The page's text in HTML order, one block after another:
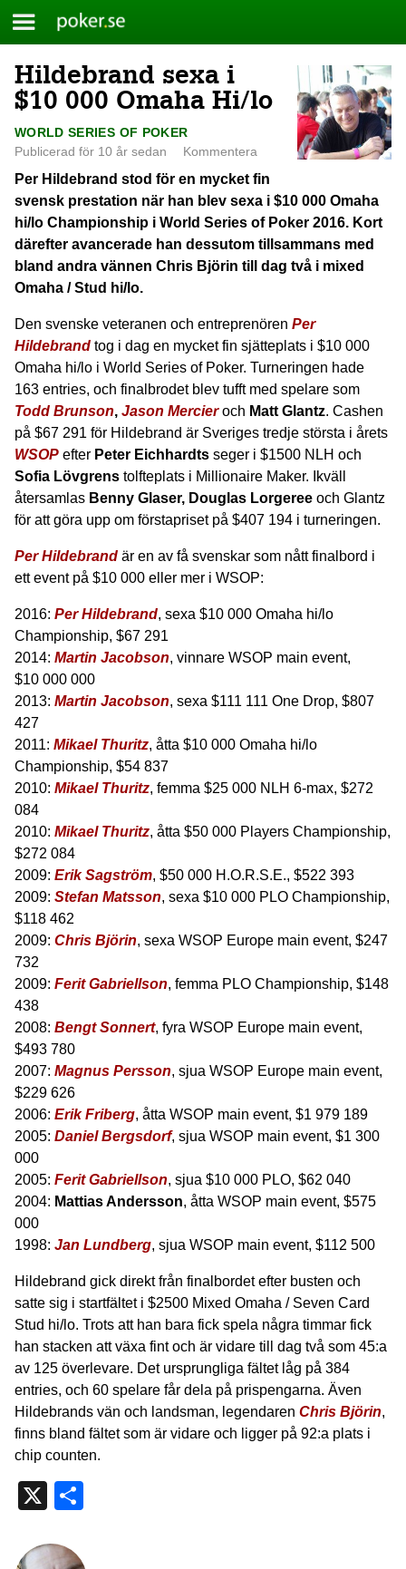
Skip
to
Meny
Poker.se
Hildebrand sexa i
$10 000 Omaha Hi/lo
WORLD SERIES OF POKER
Publicerad för 10 år sedan
Kommentera
Per Hildebrand stod för en mycket fin
svensk prestation när han blev sexa i $10 000 Omaha
hi/lo Championship i World Series of Poker 2016. Kort
därefter avancerade han dessutom tillsammans med
bland andra vännen Chris Björin till dag två i mixed
Omaha / Stud hi/lo.
Den svenske veteranen och entreprenören Per
Hildebrand tog i dag en mycket fin sjätteplats i $10 000
Omaha hi/lo i World Series of Poker. Turneringen hade
163 entries, och finalbrodet blev tufft med spelare som
Todd Brunson, Jason Mercieroch Matt Glantz. Cashen
på $67 291 för Hildebrand är Sveriges tredje största i årets
WSOP efter Peter Eichhardts seger i $1500 NLH och
Sofia Lövgrens tolfteplats i Millionaire Maker. Ikväll
återsamlas Benny Glaser, Douglas Lorgeree och Glantz
för att göra upp om förstapriset på $407 194 i turneringen.
Per Hildebrand är en av få svenskar som nått finalbord i
ett event på $10 000 eller mer i WSOP:
2016: Per Hildebrand, sexa $10 000 Omaha hi/lo
Championship, $67 291
2014: Martin Jacobson, vinnare WSOP main event,
$10 000 000
2013: Martin Jacobson, sexa $111 111 One Drop, $807
427
2011: Mikael Thuritz, åtta $10 000 Omaha hi/lo
Championship, $54 837
2010: Mikael Thuritz, femma $25 000 NLH 6-max, $272
084
2010: Mikael Thuritz, åtta $50 000 Players Championship,
$272 084
2009: Erik Sagström, $50 000 H.O.R.S.E., $522 393
2009: Stefan Matsson, sexa $10 000 PLO Championship,
$118 462
2009: Chris Björin, sexa WSOP Europe main event, $247
732
2009: Ferit Gabriellson, femma PLO Championship, $148
438
2008: Bengt Sonnert, fyra WSOP Europe main event,
$493 780
2007: Magnus Persson, sjua WSOP Europe main event,
$229 626
2006: Erik Friberg, åtta WSOP main event, $1 979 189
2005: Daniel Bergsdorf, sjua WSOP main event, $1 300
000
2005: Ferit Gabriellson, sjua $10 000 PLO, $62 040
2004: Mattias Andersson, åtta WSOP main event, $575
000
1998: Jan Lundberg, sjua WSOP main event, $112 500
Hildebrand gick direkt från finalbordet efter busten och
satte sig i startfältet i $2500 Mixed Omaha / Seven Card
Stud hi/lo. Trots att han bara fick spela några timmar fick
han stacken att växa fint och är vidare till dag två som 45:a
av 125 överlevare. Det ursprungliga fältet låg på 384
entries, och 60 spelare får dela på prispengarna. Även
Hildebrands vän och landsman, legendaren Chris Björin,
finns bland fältet som är vidare och ligger på 92:a plats i
chip counten.
X